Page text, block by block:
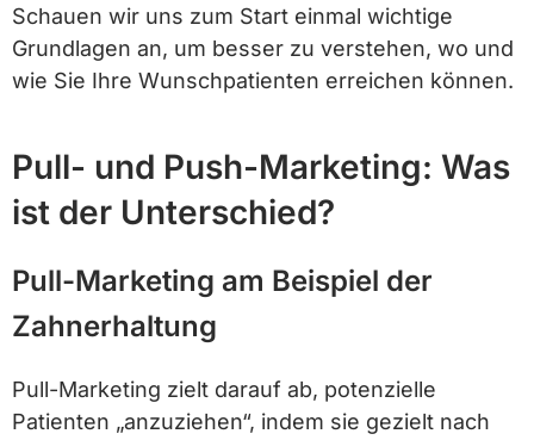
Schauen wir uns zum Start einmal wichtige
Grundlagen an, um besser zu verstehen, wo und
wie Sie Ihre Wunschpatienten erreichen können.
Pull- und Push-Marketing: Was
ist der Unterschied?
Pull-Marketing am Beispiel der
Zahnerhaltung
Pull-Marketing zielt darauf ab, potenzielle
Patienten „anzuziehen“, indem sie gezielt nach